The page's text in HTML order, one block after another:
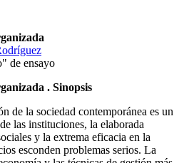
de ensayo
. Sinopsis
de la sociedad contemporánea es un
las instituciones, la elaborada
y la extrema eficacia en la
esconden problemas serios. La